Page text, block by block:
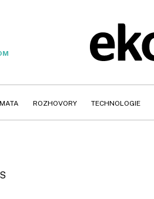
ROZHOVORY TECHNOLOGIE